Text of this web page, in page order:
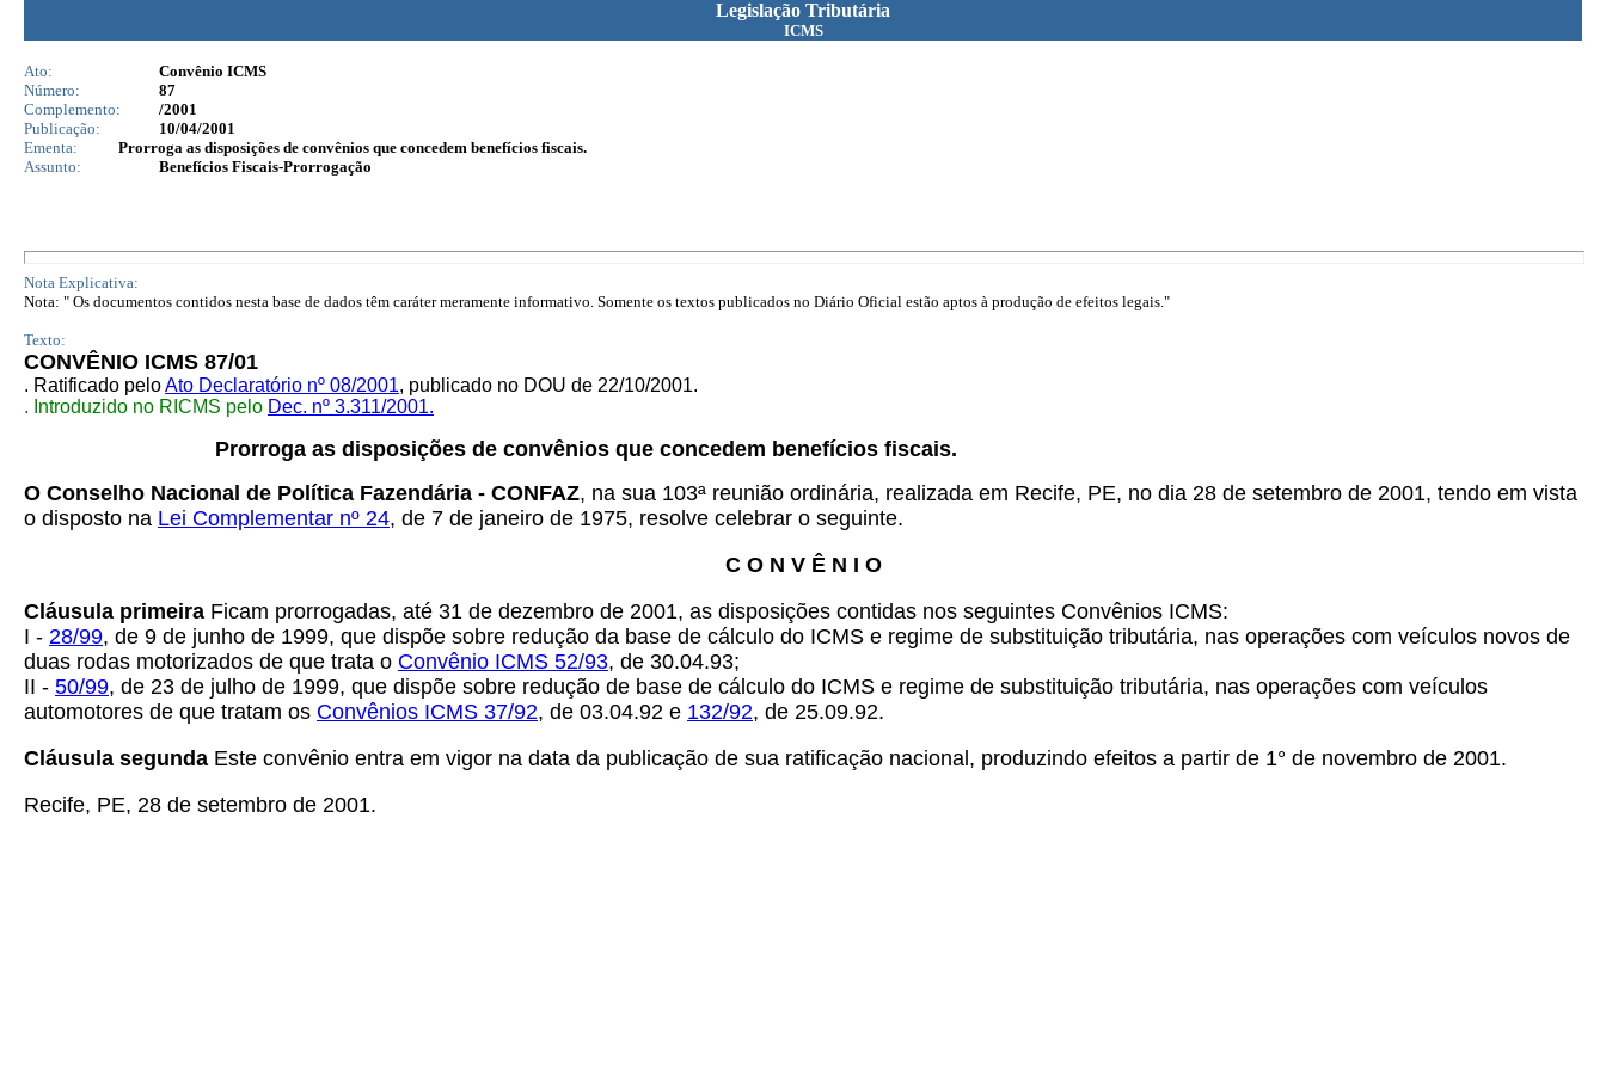
Legislação Tributária
ICMS
Ato:
Convênio ICMS
Número:
87
Complemento:
/2001
Publicação:
10/04/2001
Ementa:
Prorroga as disposições de convênios que concedem benefícios fiscais.
Assunto:
Benefícios Fiscais-Prorrogação
Nota Explicativa:
Nota: " Os documentos contidos nesta base de dados têm caráter meramente informativo. Somente os textos publicados no Diário Oficial estão aptos à produção de efeitos legais."
Texto:
CONVÊNIO ICMS 87/01
. Ratificado peloAto Declaratório nº 08/2001, publicado no DOU de 22/10/2001.
. Introduzido no RICMS pelo Dec. nº 3.311/2001.
Prorroga as disposições de convênios que concedem benefícios fiscais.
O Conselho Nacional de Política Fazendária - CONFAZ, na sua 103ª reunião ordinária, realizada em Recife, PE, no dia 28 de setembro de 2001, tendo em vista
o disposto na Lei Complementar nº 24, de 7 de janeiro de 1975, resolve celebrar o seguinte.
C O N V Ê N I O
Cláusula primeira Ficam prorrogadas, até 31 de dezembro de 2001, as disposições contidas nos seguintes Convênios ICMS:
I - 28/99, de 9 de junho de 1999, que dispõe sobre redução da base de cálculo do ICMS e regime de substituição tributária, nas operações com veículos novos de
duas rodas motorizados de que trata o Convênio ICMS 52/93, de 30.04.93;
II - 50/99, de 23 de julho de 1999, que dispõe sobre redução de base de cálculo do ICMS e regime de substituição tributária, nas operações com veículos
automotores de que tratam os Convênios ICMS 37/92, de 03.04.92 e 132/92, de 25.09.92.
Cláusula segunda Este convênio entra em vigor na data da publicação de sua ratificação nacional, produzindo efeitos a partir de 1° de novembro de 2001.
Recife, PE, 28 de setembro de 2001.